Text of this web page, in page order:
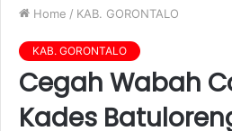
Home / KAB. GORONTALO
KAB. GORONTALO
Cegah Wabah
Kades